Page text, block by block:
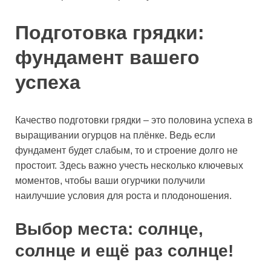
Подготовка грядки:
фундамент вашего
успеха
Качество подготовки грядки – это половина успеха в
выращивании огурцов на плёнке. Ведь если
фундамент будет слабым, то и строение долго не
простоит. Здесь важно учесть несколько ключевых
моментов, чтобы ваши огурчики получили
наилучшие условия для роста и плодоношения.
Выбор места: солнце,
солнце и ещё раз солнце!